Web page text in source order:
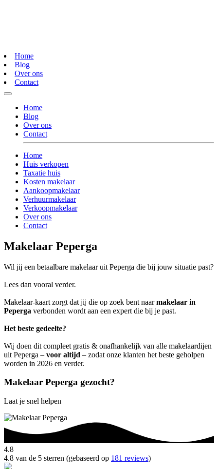
Home
Blog
Over ons
Contact
Home
Blog
Over ons
Contact
Home
Huis verkopen
Taxatie huis
Kosten makelaar
Aankoopmakelaar
Verhuurmakelaar
Verkoopmakelaar
Over ons
Contact
Makelaar Peperga
Wil jij een betaalbare makelaar uit Peperga die bij jouw situatie past?
Lees dan vooral verder.
Makelaar-kaart zorgt dat jij die op zoek bent naarmakelaar in
Peperga verbonden wordt aan een expert die bij je past.
Het beste gedeelte?
Wij doen dit compleet gratis & onafhankelijk van alle makelaardijen
uit Peperga – voor altijd – zodat onze klanten het beste geholpen
worden in 2026 en verder.
Makelaar Peperga gezocht?
Laat je snel helpen
4.8
4.8 van de 5 sterren (gebaseerd op 181 reviews)